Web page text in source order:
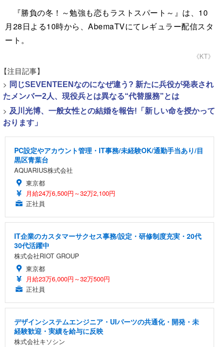
『勝負の冬！～勉強も恋もラストスパート～』は、10
月28日よる10時から、AbemaTVにてレギュラー配信スタ
ート。
《KT》
【注目記事】
> 同じSEVENTEENなのになぜ違う? 新たに兵役が発表され
たメンバー2人、現役兵とは異なる“代替服務”とは
> 及川光博、一般女性との結婚を報告!「新しい命を授かって
おります」
PC設定やアカウント管理・IT事務/未経験OK/通勤手当あり/目
黒区青葉台
AQUARIUS株式会社
東京都
月給24万6,500円～32万2,100円
正社員
IT企業のカスタマーサクセス事務/設定・研修制度充実・20代
30代活躍中
株式会社RIOT GROUP
東京都
月給23万6,000円～32万500円
正社員
デザインシステムエンジニア・UIパーツの共通化・開発・未
経験歓迎・実績を給与に反映
株式会社キソシン